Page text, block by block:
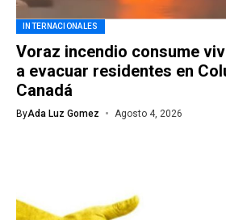
INTERNACIONALES
Voraz incendio consume
a evacuar residentes en
Canadá
ByAda Luz Gomez Agosto 4, 2026